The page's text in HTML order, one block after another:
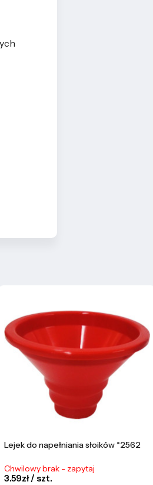
Lejek do napełniania słoików *2562
Chwilowy brak - zapytaj
3.59zł / szt.